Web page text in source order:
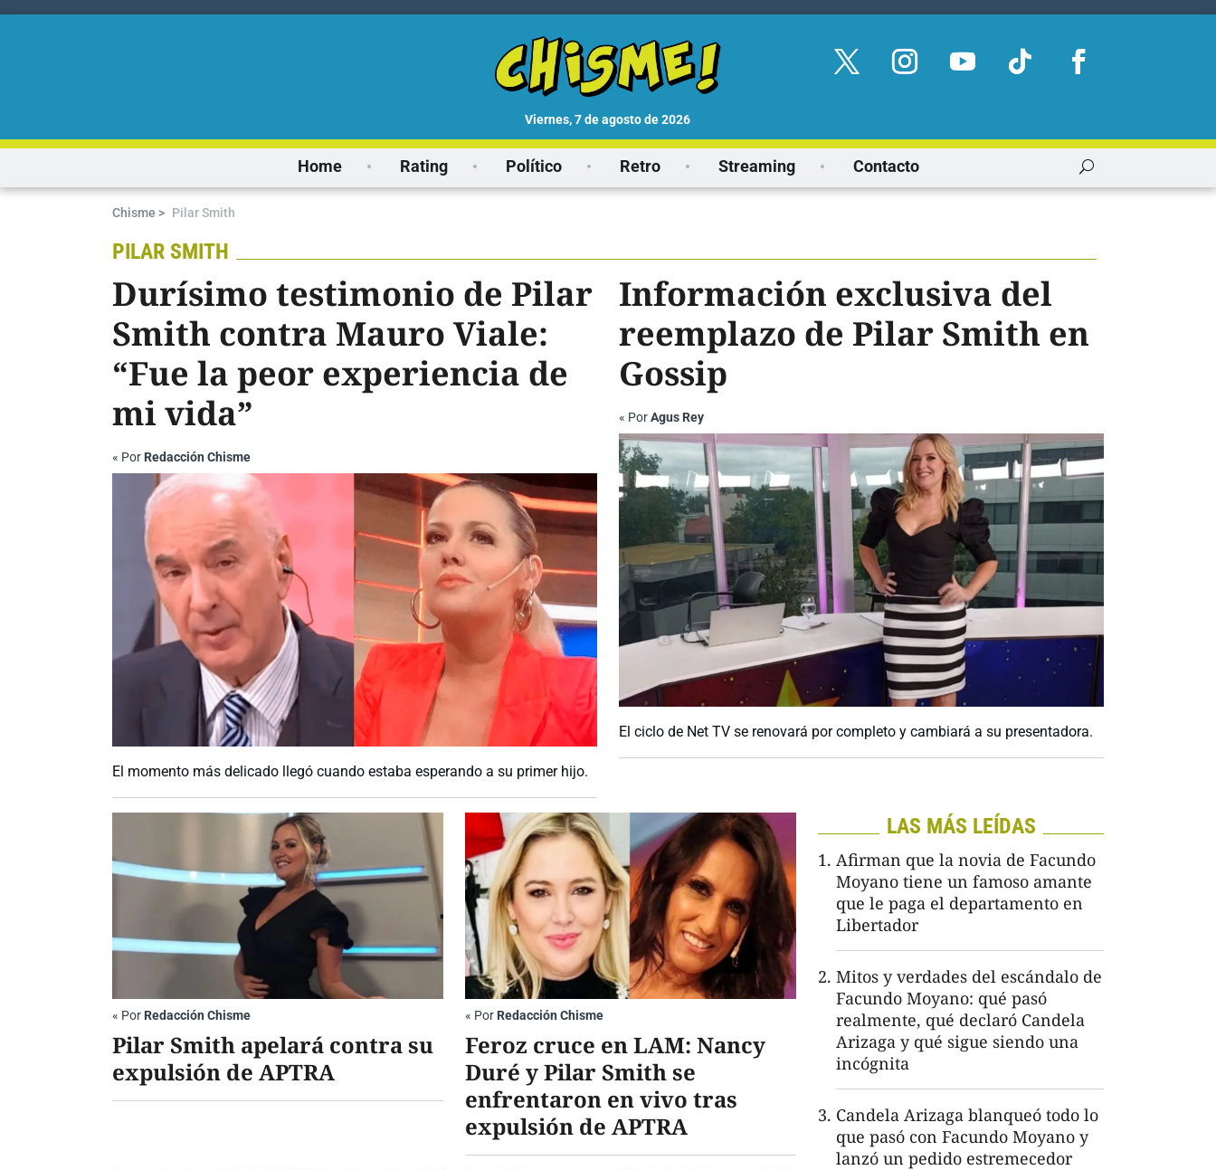
viernes, 7 de agosto de 2026
Home Rating Político Retro Streaming Contacto
Chisme > Pilar Smith
PILAR SMITH
Durísimo testimonio de Pilar
Smith contra Mauro Viale:
“Fue la peor experiencia de
mi vida”
« Por Redacción Chisme
El momento más delicado llegó cuando estaba esperando a su primer hijo.
Información exclusiva del
reemplazo de Pilar Smith en
Gossip
« PorAgus Rey
El ciclo de Net TV se renovará por completo y cambiará a su presentadora.
« Por Redacción Chisme
Pilar Smith apelará contra su
expulsión de APTRA
« Por Redacción Chisme
Feroz cruce en LAM: Nancy
Duré y Pilar Smith se
enfrentaron en vivo tras
expulsión de APTRA
LAS MÁS LEÍDAS
Afirman que la novia de Facundo
Moyano tiene un famoso amante
que le paga el departamento en
Libertador
Mitos y verdades del escándalo de
Facundo Moyano: qué pasó
realmente, qué declaró Candela
Arizaga y qué sigue siendo una
incógnita
Candela Arizaga blanqueó todo lo
que pasó con Facundo Moyano y
lanzó un pedido estremecedor